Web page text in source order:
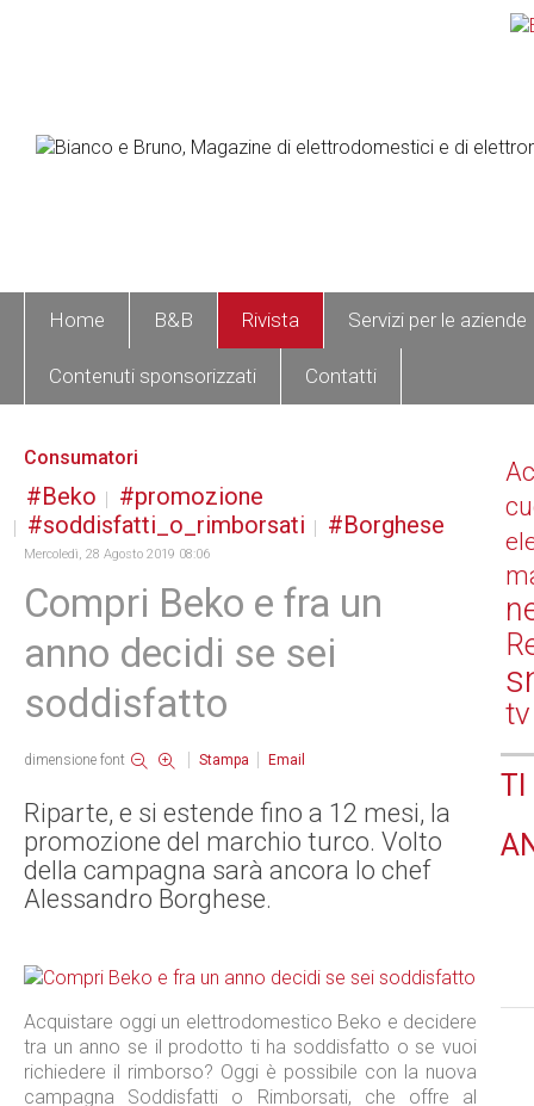
Home B&B Rivista Servizi per le aziende
Contenuti sponsorizzati Contatti
Consumatori
Beko
promozione
soddisfatti_o_rimborsati
Borghese
Mercoledì, 28 Agosto 2019 08:06
Compri Beko e fra un
anno decidi se sei
soddisfatto
dimensione font Stampa Email
Riparte, e si estende fino a 12 mesi, la
promozione del marchio turco. Volto
della campagna sarà ancora lo chef
Alessandro Borghese.
Acquistare oggi un elettrodomestico Beko e decidere
tra un anno se il prodotto ti ha soddisfatto o se vuoi
richiedere il rimborso? Oggi è possibile con la nuova
campagna Soddisfatti o Rimborsati, che offre al
tv
TI